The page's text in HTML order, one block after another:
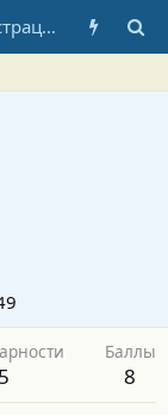
Регистрация
5
Баллы
8